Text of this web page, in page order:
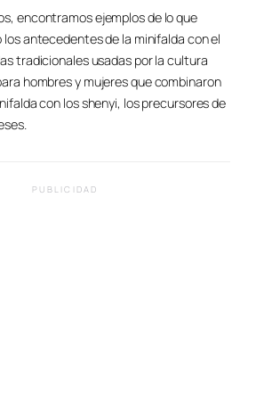
encontramos ejemplos de lo que
los antecedentes de la minifalda con el
tradicionales usadas por la cultura
hombres y mujeres que combinaron
con los shenyi, los precursores de
PUBLICIDAD